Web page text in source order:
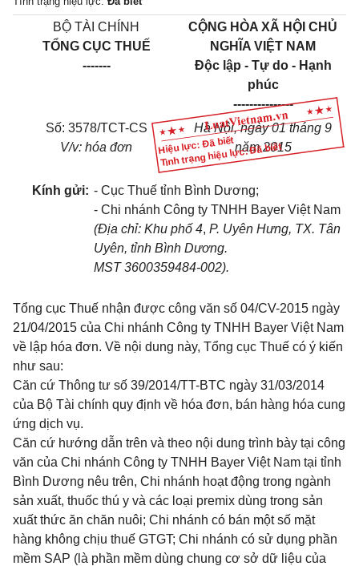
Hiệu lực: Đã biết
Tình trạng hiệu lực: Đã biết
BỘ TÀI CHÍNH
TỔNG CỤC THUẾ
-------
CỘNG HÒA XÃ HỘI CHỦ
NGHĨA VIỆT NAM
Độc lập - Tự do - Hạnh
phúc
---------------
Số: 3578/TCT-CS
V/v: hóa đơn
Hà Nội, ngày 01 tháng 9
năm 2015
Kính gửi: - Cục Thuế tỉnh Bình Dương;
- Chi nhánh Công ty TNHH Bayer Việt Nam
(Địa chỉ: Khu phố 4, P. Uyên Hưng, TX. Tân
Uyên, tỉnh Bình Dương.
MST 3600359484-002).
Tổng cục Thuế nhận được công văn số 04/CV-2015 ngày
21/04/2015 của Chi nhánh Công ty TNHH Bayer Việt Nam
về lập hóa đơn. Về nội dung này, Tổng cục Thuế có ý kiến
như sau:
Căn cứ Thông tư số 39/2014/TT-BTC ngày 31/03/2014
của Bộ Tài chính quy định về hóa đơn, bán hàng hóa cung
ứng dịch vụ.
Căn cứ hướng dẫn trên và theo nội dung trình bày tại công
văn của Chi nhánh Công ty TNHH Bayer Việt Nam tại tỉnh
Bình Dương nêu trên, Chi nhánh hoạt động trong ngành
sản xuất, thuốc thú y và các loại premix dùng trong sản
xuất thức ăn chăn nuôi; Chi nhánh có bán một số mặt
hàng không chịu thuế GTGT; Chi nhánh có sử dụng phần
mềm SAP (là phần mềm dùng chung cơ sở dữ liệu của